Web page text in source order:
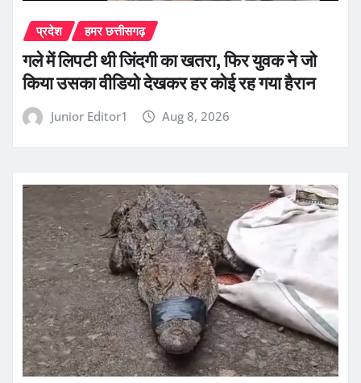
प्रदेश हमर छत्तीसगढ़
गले में लिपटी थी जिंदगी का खतरा, फिर युवक ने जो
किया उसका वीडियो देखकर हर कोई रह गया हैरान
Junior Editor1 Aug 8, 2026